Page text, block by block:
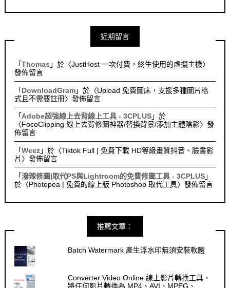
近期留言
「Thomas 」於〈JustHost 一次付費，終生使用的虛擬主機〉
發佈留言
「DownloadGram」於〈Upload 免費圖床，支援多種圖片格
式且不需要註冊〉發佈留言
「 Adobe超強線上去背線上工具 - 3CPLUS」於
〈FocoClipping 線上去背修圖神器/替換背景/添加主體陰影〉發
佈留言
「Weez」於〈Tiktok Full | 免費下載 HD等級畫質抖音、臉書影
片 〉發佈留言
「潑辣修圖|取代PS與Lightroom的免費修圖工具 - 3CPLUS」
於〈Photopea | 免費的線上版 Photoshop 取代工具〉發佈留言
推薦文章︰
Batch Watermark 產生浮水印無須安裝軟體
Converter Video Online 線上影片轉換工具，
將任何影片轉換為 MP4、AVI、MPEG、